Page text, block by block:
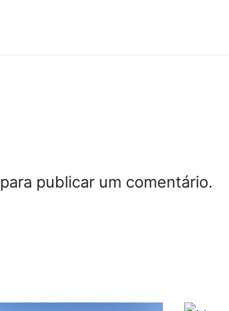
para publicar um comentário.